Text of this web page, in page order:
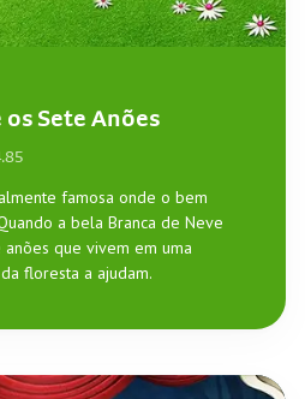
os Sete Anões
famosa onde o bem
a bela Branca de Neve
anões que vivem em uma
floresta a ajudam.